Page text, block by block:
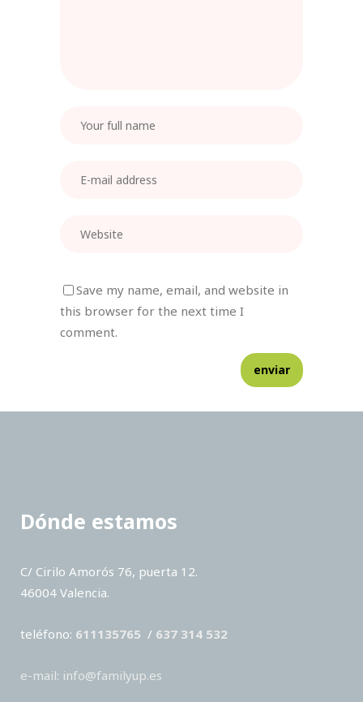
Save my name, email, and website in
this browser for the next time I
comment.
Dónde estamos
C/ Cirilo Amorós 76, puerta 12.
46004 Valencia.
teléfono: 611135765 / 637 314 532
e-mail: info@familyup.es